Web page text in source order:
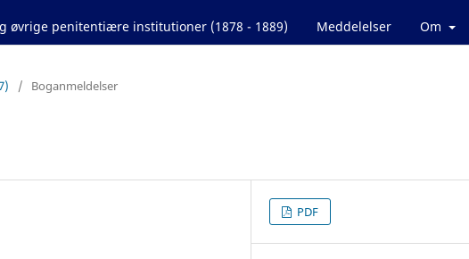
øvrige penitentiære institutioner (1878 - 1889) Meddelelser Om
/ Boganmeldelser
PDF